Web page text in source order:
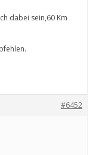
dabei sein,60 Km
#6452